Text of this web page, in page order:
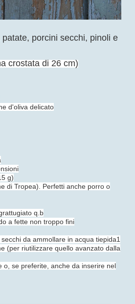
porcini secchi, pinoli e
crostata di 26 cm)
d'oliva delicato
g)
di Tropea). Perfetti anche porro o
q.b
a fette non troppo fini
da ammollare in acqua tiepida1
(per riutilizzare quello avanzato dalla
o, se preferite, anche da inserire nel